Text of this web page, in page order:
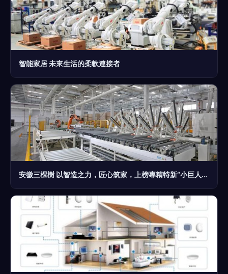
智能家居 未來生活的柔軟連接者
安徽三棵樹 以智造之力，匠心筑家，上榜專精特新“小巨人”企業